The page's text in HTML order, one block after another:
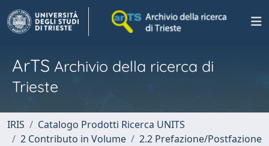
ArTS Archivio della ricerca di
Trieste
IRIS
Catalogo Prodotti Ricerca UNITS
2 Contributo in Volume
2.2 Prefazione/Postfazione